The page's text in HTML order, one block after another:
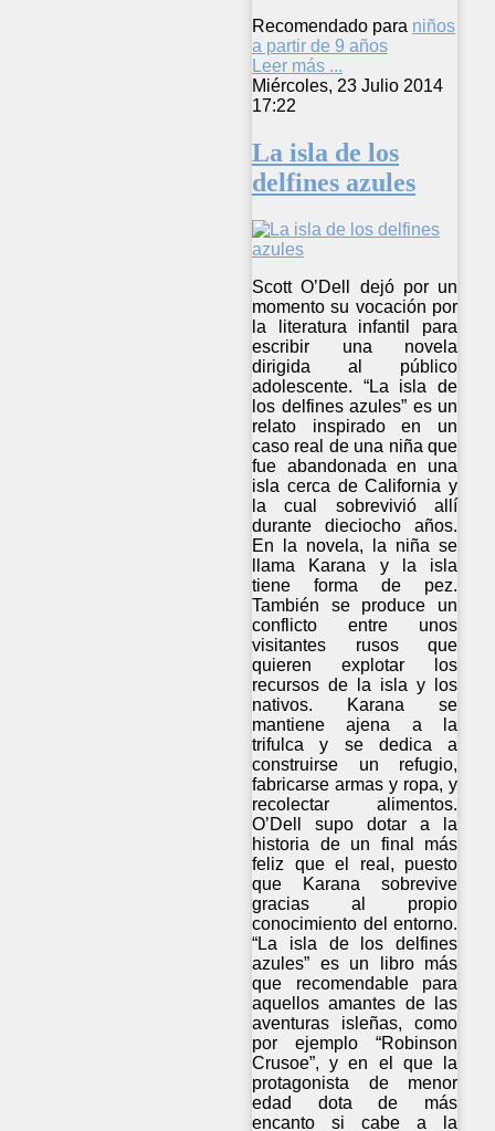
Recomendado para niños
a partir de 9 años
Leer más ...
Miércoles, 23 Julio 2014
17:22
La isla de los
delfines azules
Scott O’Dell dejó por un
momento su vocación por
la literatura infantil para
escribir una novela
dirigida al público
adolescente. “La isla de
los delfines azules” es un
relato inspirado en un
caso real de una niña que
fue abandonada en una
isla cerca de California y
la cual sobrevivió allí
durante dieciocho años.
En la novela, la niña se
llama Karana y la isla
tiene forma de pez.
También se produce un
conflicto entre unos
visitantes rusos que
quieren explotar los
recursos de la isla y los
nativos. Karana se
mantiene ajena a la
trifulca y se dedica a
construirse un refugio,
fabricarse armas y ropa, y
recolectar alimentos.
O’Dell supo dotar a la
historia de un final más
feliz que el real, puesto
que Karana sobrevive
gracias al propio
conocimiento del entorno.
“La isla de los delfines
azules” es un libro más
que recomendable para
aquellos amantes de las
aventuras isleñas, como
por ejemplo “Robinson
Crusoe”, y en el que la
protagonista de menor
edad dota de más
encanto si cabe a la